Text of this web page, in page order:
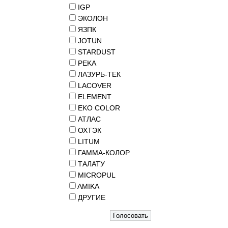
IGP
ЭКОЛОН
ЯЗПК
JOTUN
STARDUST
PEKA
ЛАЗУРЬ-ТЕК
LACOVER
ELEMENT
EKO COLOR
АТЛАС
ОХТЭК
LITUM
ГАММА-КОЛОР
ТАЛАТУ
MICROPUL
AMIKA
ДРУГИЕ